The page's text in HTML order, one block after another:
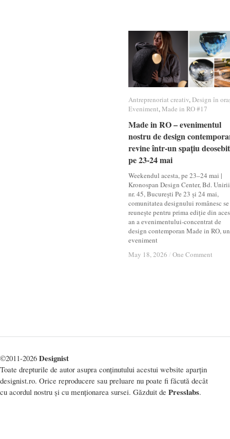
Antreprenoriat creativ,Design în
Eveniment,Made in RO #17
Made in RO – evenimentul
nostru de design
revine într-un spațiu
pe 23-24 mai
Weekendul acesta, pe 23–24 mai |
Kronospan Design Center, Bd. Unirii
nr. 45, București Pe 23 și 24 mai,
comunitatea designului românesc se
reunește pentru prima ediție din
an a evenimentului-concentrat de
design contemporan Made in RO, un
eveniment
May 18, 2026 / One Comment
Antreprenoriat creativ Design în
Eveniment Made in RO #17
Made in RO – evenimentul
nostru de design
revine într-un spațiu
pe 23-24 mai
May 18, 2026 / One Comment
©2011-2026 Designist
Toate drepturile de autor asupra conținutului acestui website aparțin
designist.ro. Orice reproducere sau preluare nu poate fi făcută decât
cu acordul nostru și cu menționarea sursei. Găzduit de Presslabs.